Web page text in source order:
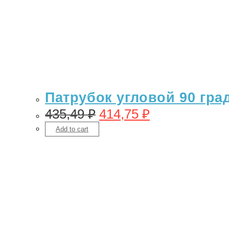
Патрубок угловой 90
435,49₽ 414,75 ₽
Add to cart